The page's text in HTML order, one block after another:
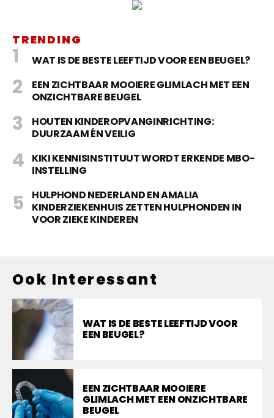
TRENDING
WAT IS DE BESTE LEEFTIJD VOOR EEN BEUGEL?
EEN ZICHTBAAR MOOIERE GLIMLACH MET EEN
ONZICHTBARE BEUGEL
HOUTEN KINDEROPVANGINRICHTING:
DUURZAAM ÉN VEILIG
KIKI KENNISINSTITUUT WORDT ERKENDE MBO-
INSTELLING
HULPHOND NEDERLAND EN AMALIA
KINDERZIEKENHUIS ZETTEN HULPHONDEN IN
VOOR ZIEKE KINDEREN
Ook Interessant
WAT IS DE BESTE LEEFTIJD VOOR
EEN BEUGEL?
EEN ZICHTBAAR MOOIERE
GLIMLACH MET EEN ONZICHTBARE
BEUGEL